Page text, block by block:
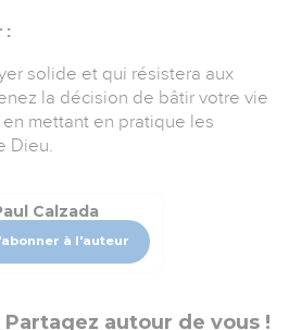
:
solide et qui résistera aux
la décision de bâtir votre vie
mettant en pratique les
Dieu.
Calzada
à l'auteur
Partagez autour de vous !